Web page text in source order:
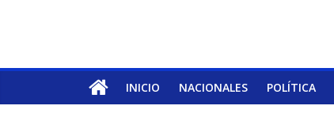
INICIO NACIONALES POLÍTICA